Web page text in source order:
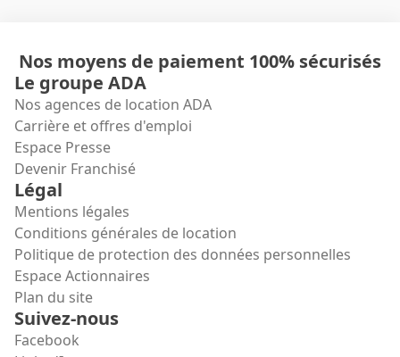
Nos moyens de paiement 100% sécurisés
Le groupe ADA
Nos agences de location ADA
Carrière et offres d'emploi
Espace Presse
Devenir Franchisé
Légal
Mentions légales
Conditions générales de location
Politique de protection des données personnelles
Espace Actionnaires
Plan du site
Suivez-nous
Facebook